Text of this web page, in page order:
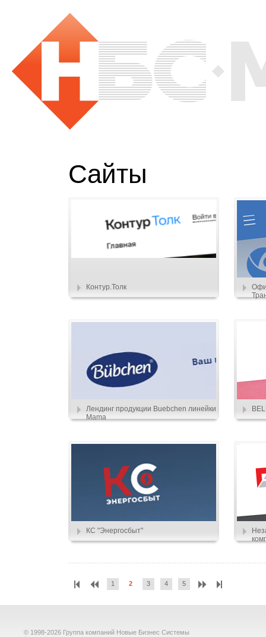
Сайты
Контур.Толк
Лендинг продукции Buebchen линейки
Mama
КС "Энергосбыт"
1 2 3 4 5
© 1998-2026 Группа компаний Новые Бизнес Системы